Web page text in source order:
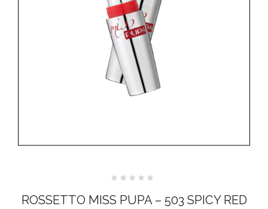
su
5
ROSSETTO MISS PUPA – 503 SPICY RED